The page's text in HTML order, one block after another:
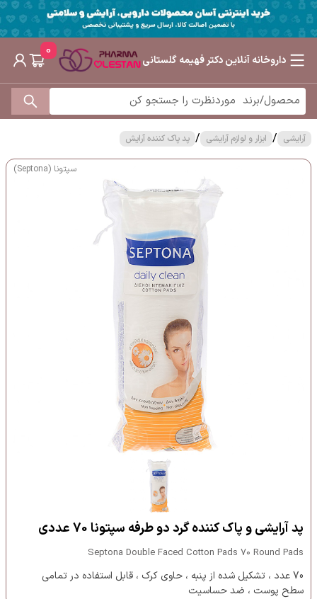
داروخانه آنلاین دکتر فهیمه گلستانی
0
آرایشی / ابزار و لوازم آرایشی / پد پاک کننده آرایش
سپتونا (Septona)
پد آرایشی و پاک کننده گرد دو طرفه سپتونا 70 عددی
Septona Double Faced Cotton Pads 70 Round Pads
70 عدد ، تشکیل شده از پنبه ، حاوی کرک ، قابل استفاده در تمامی
سطح پوست ، ضد حساسیت